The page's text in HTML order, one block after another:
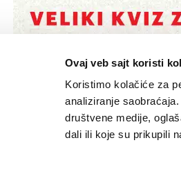
Ovaj veb sajt koristi
Koristimo kolačiće za
analiziranje
društvene medije,
dali ili koje su prikupili